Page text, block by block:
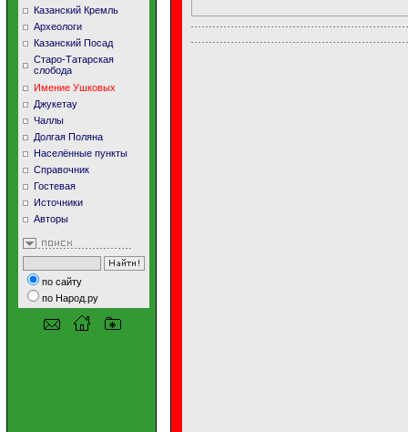
Казанский Кремль
Археологи
Казанский Посад
Старо-Татарская
слобода
Имение Ушковых
Джукетау
Чаллы
Долгая Поляна
Населённые пункты
Справочник
Гостевая
Источники
Авторы
по сайту
по Народ.ру